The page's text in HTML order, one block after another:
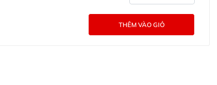
THÊM VÀO GIỎ